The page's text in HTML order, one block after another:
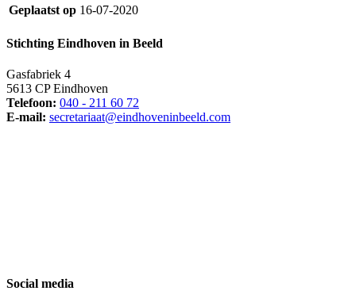
Geplaatst op 16-07-2020
Stichting Eindhoven in Beeld
Gasfabriek 4
5613 CP Eindhoven
Telefoon: 040 - 211 60 72
E-mail: secretariaat@eindhoveninbeeld.com
Social media